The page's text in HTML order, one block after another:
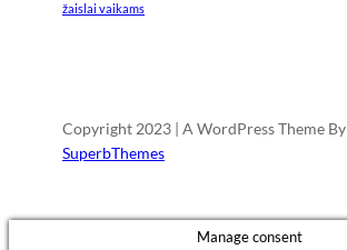
žaislai vaikams
Copyright 2023 | A WordPress Theme By
SuperbThemes
Manage consent